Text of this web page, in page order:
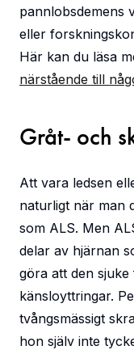
pannlobsdemens
eller
Här kan du läsa
närstående till
Gråt- och
Att vara ledsen
naturligt när man
som ALS. Men
delar av hjärnan
göra att den
känsloyttringar.
tvångsmässigt
hon själv inte